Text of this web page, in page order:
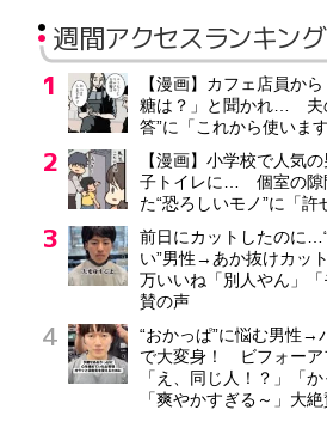
週間アクセスランキング
【漫画】カフェ店員か
糖は？」と聞かれ… 夫
答”に「これから使います
【漫画】小学校で人気
子トイレに… 個室の隙
た“恐ろしいモノ”に「許
前日にカットしたのに
い”男性→あか抜けカッ
万いいね「別人やん」
賛の声
“おかっぱ”に悩む男性→
で大変身！ ビフォーア
「え、同じ人！？」「か
「爽やかすぎる～」大